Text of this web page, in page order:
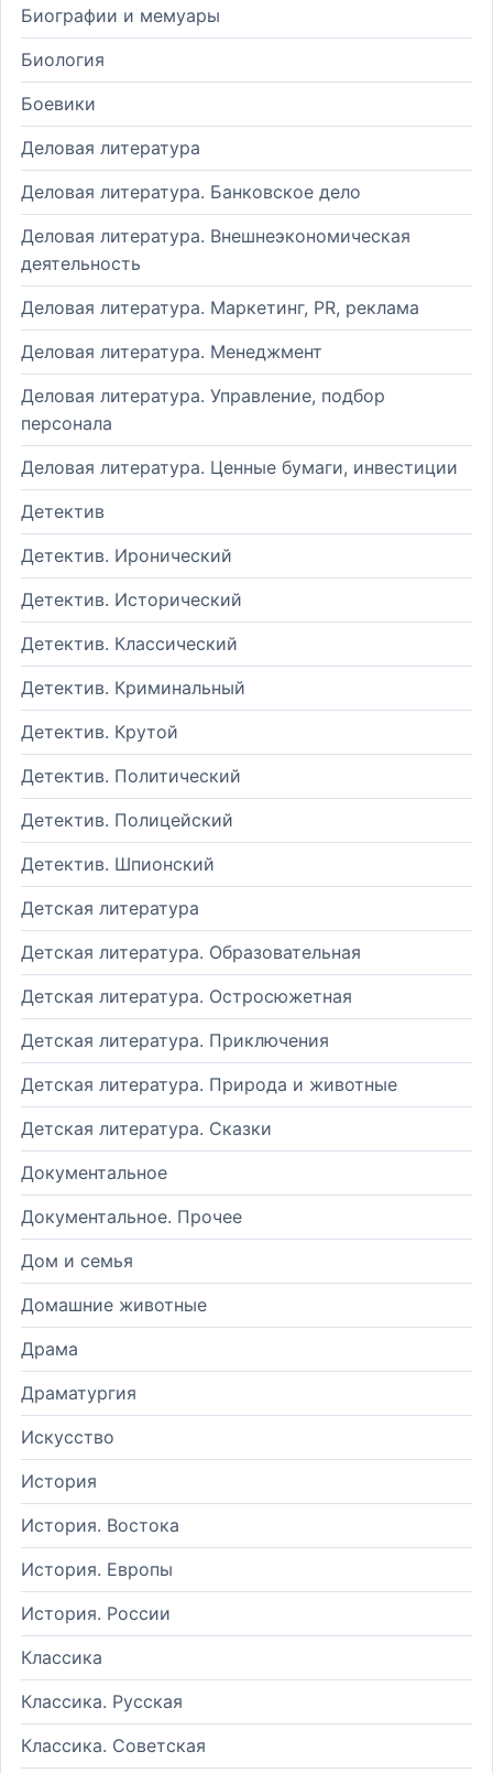
Биографии и мемуары
Биология
Боевики
Деловая литература
Деловая литература. Банковское дело
Деловая литература. Внешнеэкономическая
деятельность
Деловая литература. Маркетинг, PR, реклама
Деловая литература. Менеджмент
Деловая литература. Управление, подбор
персонала
Деловая литература. Ценные бумаги, инвестиции
Детектив
Детектив. Иронический
Детектив. Исторический
Детектив. Классический
Детектив. Криминальный
Детектив. Крутой
Детектив. Политический
Детектив. Полицейский
Детектив. Шпионский
Детская литература
Детская литература. Образовательная
Детская литература. Остросюжетная
Детская литература. Приключения
Детская литература. Природа и животные
Детская литература. Сказки
Документальное
Документальное. Прочее
Дом и семья
Домашние животные
Драма
Драматургия
Искусство
История
История. Востока
История. Европы
История. России
Классика
Классика. Русская
Классика. Советская